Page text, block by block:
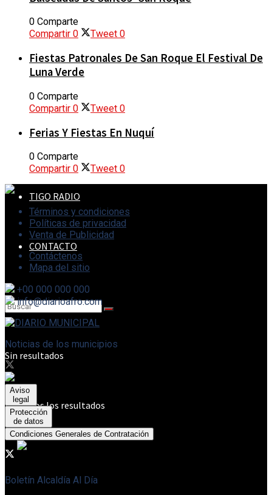
CALENDARIO
TIGO RADIO
CONTACTO
Sin resultados
Ver todos los resultados
0 Comparte
Compartir 0 Tweet 0
Fiestas Patronales De San Roque El Festival De
Luna Verde
0 Comparte
Compartir 0 Tweet 0
Ferias Y Fiestas En Nuquí
0 Comparte
Compartir 0 Tweet 0
Términos y condiciones
Políticas de privacidad
Venta de Publicidad
Contáctenos
Mapa del sitio
+00 000 000 000
info@diarioafro.com
Noticias de los municipios
Aviso
legal
Protección
de datos
Condiciones Generales de Contratación
Boletín Alcaldía Al Día